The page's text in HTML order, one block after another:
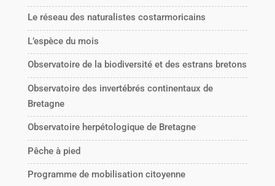
Le réseau des naturalistes costarmoricains
L’espèce du mois
Observatoire de la biodiversité et des estrans bretons
Observatoire des invertébrés continentaux de
Bretagne
Observatoire herpétologique de Bretagne
Pêche à pied
Programme de mobilisation citoyenne